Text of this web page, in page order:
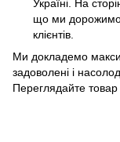
Україні. На
що ми дорожимо
клієнтів.
Ми докладемо
задоволені і
Переглядайте товар